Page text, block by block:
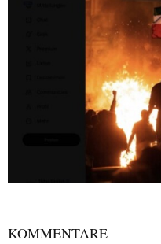
KOMMENTARE